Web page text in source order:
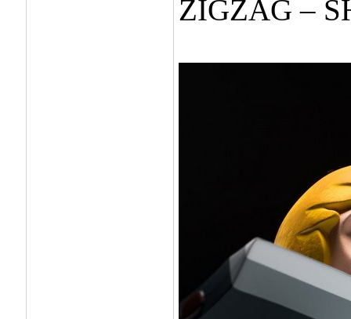
ZIGZAG –